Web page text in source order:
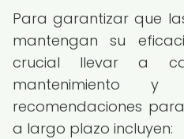
Para garantizar que
mantengan su
crucial llevar a
mantenimiento y
recomendaciones
a largo plazo incluyen: